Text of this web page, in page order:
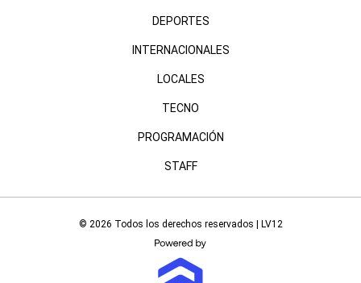
DEPORTES
INTERNACIONALES
LOCALES
TECNO
PROGRAMACIÓN
STAFF
© 2026 Todos los derechos reservados | LV12